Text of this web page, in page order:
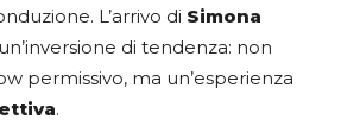
L’arrivo di Simona
di tendenza: non
permissivo, ma un’esperienza
.